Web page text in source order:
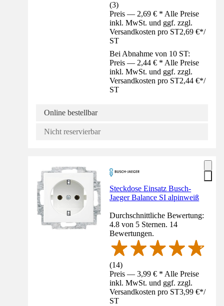
(3)
Preis — 2,69 € * Alle Preise
inkl. MwSt. und ggf. zzgl.
Versandkosten pro ST2,69 €*/
ST
Bei Abnahme von 10 ST:
Preis — 2,44 € * Alle Preise
inkl. MwSt. und ggf. zzgl.
Versandkosten pro ST2,44 €*/
ST
Online bestellbar
Nicht reservierbar
Steckdose Einsatz Busch-
Jaeger Balance SI alpinweiß
Durchschnittliche Bewertung:
4.8 von 5 Sternen. 14
Bewertungen.
(14)
Preis — 3,99 € * Alle Preise
inkl. MwSt. und ggf. zzgl.
Versandkosten pro ST3,99 €*/
ST